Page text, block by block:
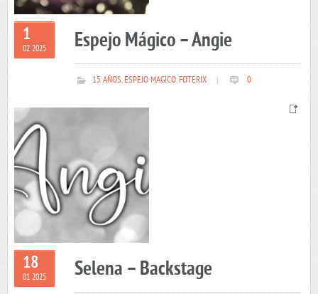
1
02 2025 Espejo Mágico – Angie
15 AÑOS,ESPEJO MAGICO,FOTERIX 0
18
01 2025 Selena – Backstage